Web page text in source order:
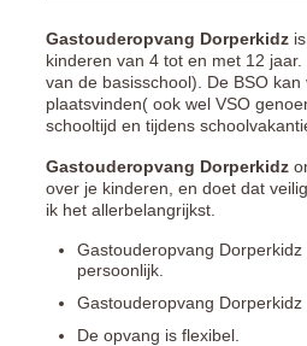
Gastouderopvang Dorperkidzis
kinderen van 4 tot en met 12
van de basisschool). De BSO kan
plaatsvinden( ook wel VSO
schooltijd en tijdens
Gastouderopvang Dorperkidz
over je kinderen, en doet dat
ik het allerbelangrijkst.
Gastouderopvang
persoonlijk.
Gastouderopvang Dorperkidz
De opvang is flexibel.